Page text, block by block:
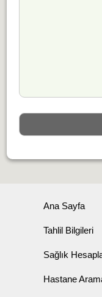
Ana Sayfa
Tahlil Bilgileri
Sağlık
Hastane